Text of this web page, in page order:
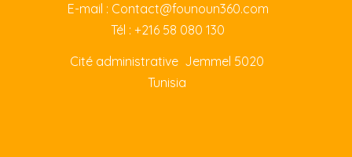
E-mail : Contact@founoun360.com
Tél : +216 58 080 130
Cité administrative Jemmel 5020
Tunisia